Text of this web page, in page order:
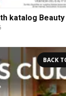
katalog Beauty
BACK